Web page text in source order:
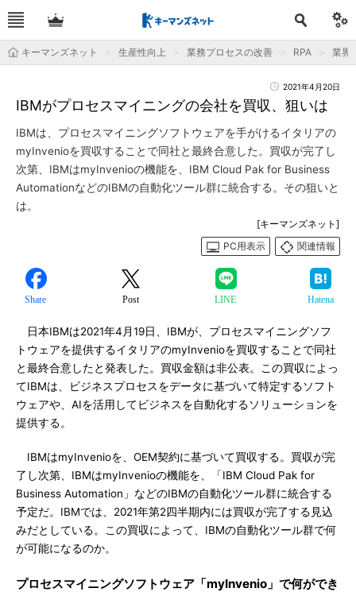
キーマンズネット 生産性向上 業務プロセスの改善 RPA 業界
2021年4月20日
IBMがプロセスマイニングの会社を買収、狙いは
IBMは、プロセスマイニングソフトウェアを手がけるイタリアの
myInvenioを買収することで同社と最終合意した。買収が完了し
次第、IBMはmyInvenioの機能を、IBM Cloud Pak for Business
AutomationなどのIBMの自動化ツール群に統合する。その狙いと
は。
[キーマンズネット]
PC用表示
関連情報
Share Post LINE Hatena
日本IBMは2021年4月19日、IBMが、プロセスマイニングソフ
トウェアを提供するイタリアのmyInvenioを買収することで同社
と最終合意したと発表した。買収金額は非公表。この買収によっ
てIBMは、ビジネスプロセスをデータに基づいて特定するソフト
ウェアや、AIを活用してビジネスを自動化するソリューションを
提供する。
IBMはmyInvenioを、OEM契約に基づいて買収する。買収が完
了し次第、IBMはmyInvenioの機能を、「IBM Cloud Pak for
Business Automation」などのIBMの自動化ツール群に統合する
予定だ。IBMでは、2021年第2四半期内には買収が完了する見込
みだとしている。この買収によって、IBMの自動化ツール群で何
が可能になるのか。
プロセスマイニングソフトウェア「myInvenio」で何ができ